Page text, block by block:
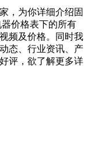
，为你详细介绍固
价格表下的所有
频及价格。同时我
态、行业资讯、产
评，欲了解更多详